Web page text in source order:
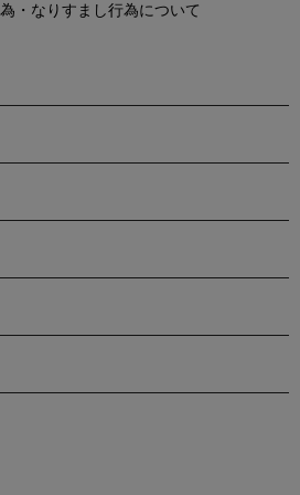
・なりすまし行為について